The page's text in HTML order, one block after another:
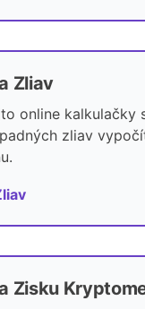
Zliav
online kalkulačky
zliav
Zisku